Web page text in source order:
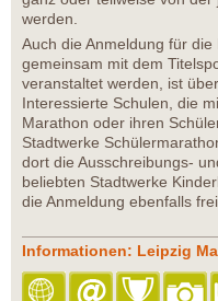
werden.
Auch die Anmeldung für
gemeinsam mit dem
veranstaltet werden, ist
Interessierte Schulen, die
Marathon oder ihren
Stadtwerke
dort die Ausschreibungs-
beliebten Stadtwerke
die Anmeldung ebenfalls
Informationen: Leipzig